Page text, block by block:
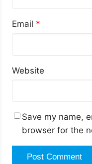
Email *
Website
Save my name,
browser for the